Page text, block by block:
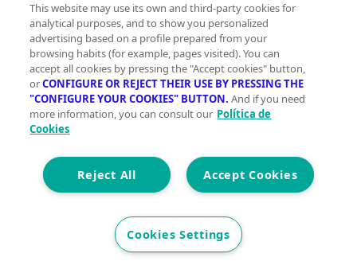
Viviendas en venta cerca de Yuncler
Viviendas en venta en Villaluenga de la Sagra
Viviendas en venta en Cobeja
Viviendas en venta en Numancia de la Sagra
Ver más
Viviendas en venta en barrios de
This website may use its own and third-party cookies for
analytical purposes, and to show you personalized
advertising based on a profile prepared from your
browsing habits (for example, pages visited). You can
accept all cookies by pressing the "Accept cookies" button,
orCONFIGURE OR REJECT THEIR USE BY PRESSING THE
"CONFIGURE YOUR COOKIES" BUTTON. And if you need
more information, you can consult our Política de
Cookies
Accept Cookies
Reject All
Cookies Settings